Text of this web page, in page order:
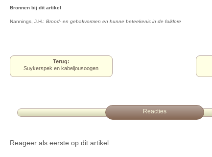
Bronnen bij dit artikel
Nannings, J.H.: Brood- en gebakvormen en hunne beteekenis in de folklore
Terug:
Suykerspek en kabeljousoogen
Reacties
Reageer als eerste op dit artikel